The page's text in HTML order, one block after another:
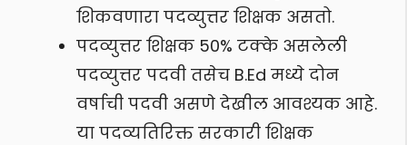
शिकवणारा पदव्युत्तर शिक्षक असतो.
पदव्युत्तर शिक्षक 50% टक्के असलेली
पदव्युत्तर पदवी तसेच B.Ed मध्ये दोन
वर्षाची पदवी असणे देखील आवश्यक आहे.
या पदव्यतिरिक्त सरकारी शिक्षक